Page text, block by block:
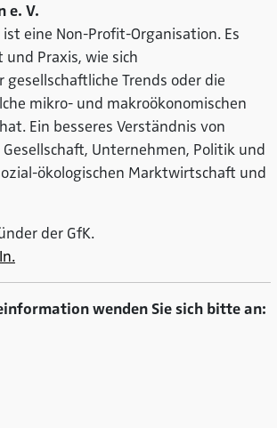
e. V.
eine Non-Profit-Organisation. Es
Praxis, wie sich
Trends oder die
mikro- und makroökonomischen
Ein besseres Verständnis von
Unternehmen, Politik und
ökologischen Marktwirtschaft und
der GfK.
wenden Sie sich bitte an: